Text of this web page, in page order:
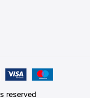
reserved